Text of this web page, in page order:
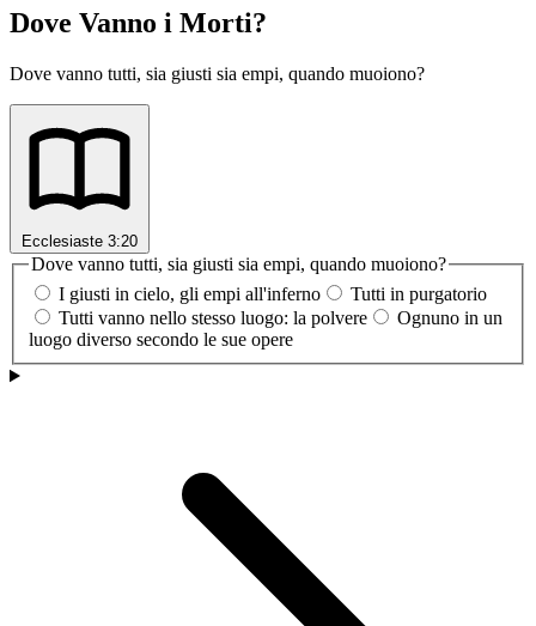
Dove Vanno i Morti?
Dove vanno tutti, sia giusti sia empi, quando muoiono?
Ecclesiaste 3:20
Dove vanno tutti, sia giusti sia empi, quando muoiono?
I giusti in cielo, gli empi all'inferno
Tutti in purgatorio
Tutti vanno nello stesso luogo: la polvere
Ognuno in un
luogo diverso secondo le sue opere